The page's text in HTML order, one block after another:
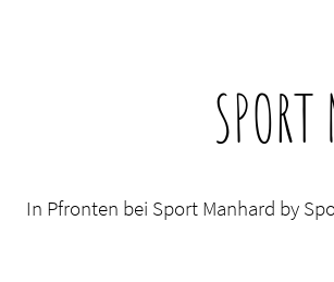
In Pfronten bei Sport Manhard by